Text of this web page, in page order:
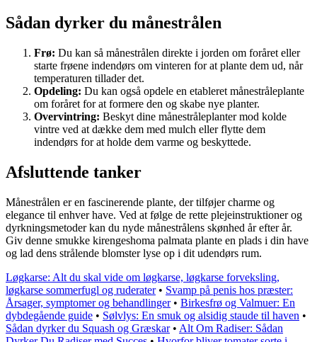
Sådan dyrker du månestrålen
Frø: Du kan så månestrålen direkte i jorden om foråret eller
starte frøene indendørs om vinteren for at plante dem ud, når
temperaturen tillader det.
Opdeling: Du kan også opdele en etableret månestråleplante
om foråret for at formere den og skabe nye planter.
Overvintring: Beskyt dine månestråleplanter mod kolde
vintre ved at dække dem med mulch eller flytte dem
indendørs for at holde dem varme og beskyttede.
Afsluttende tanker
Månestrålen er en fascinerende plante, der tilføjer charme og
elegance til enhver have. Ved at følge de rette plejeinstruktioner og
dyrkningsmetoder kan du nyde månestrålens skønhed år efter år.
Giv denne smukke kirengeshoma palmata plante en plads i din have
og lad dens strålende blomster lyse op i dit udendørs rum.
Løgkarse: Alt du skal vide om løgkarse, løgkarse forveksling,
løgkarse sommerfugl og ruderater• Svamp på penis hos præster:
Årsager, symptomer og behandlinger• Birkesfrø og Valmuer: En
dybdegående guide • Sølvlys: En smuk og alsidig staude til haven •
Sådan dyrker du Squash og Græskar• Alt Om Radiser: Sådan